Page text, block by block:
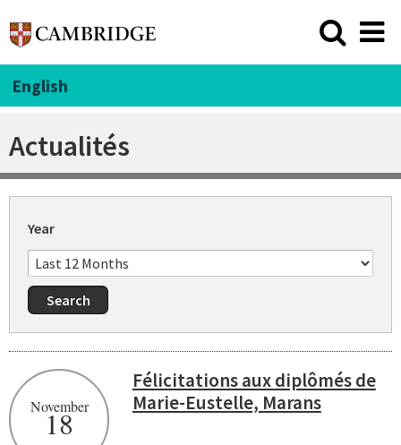
English
Actualités
Year
November
18
Félicitations aux diplômés de
Marie-Eustelle, Marans